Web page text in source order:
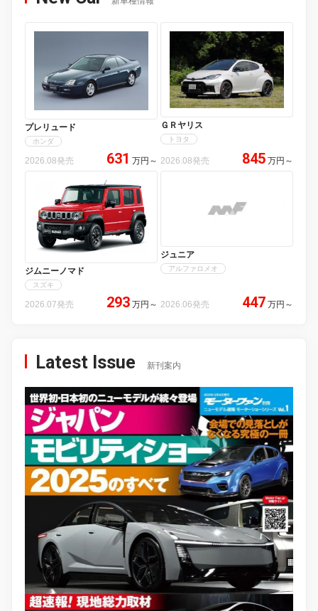
プレリュード
ホンダ
2026.08発売 631 万円 ～
ＧＲヤリス
トヨタ
2026.08発売 845 万円 ～
ジムニーノマド
スズキ
2026.07発売 293 万円 ～
ジュニア
アルファロメオ
2026.06発売 447 万円 ～
Latest Issue 新刊案内